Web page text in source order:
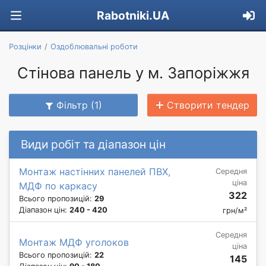
Rabotniki.UA
Розцінки Оздоблювальні роботи
Стінова панель у м. Запоріжжя
Фільтр (1) Створити тендер
Види робіт та діапазон цін
Монтаж настінних панелей ПВХ,
МДФ по каркасу
Всього пропозицій: 29
Діапазон цін: 240 - 420
Середня
ціна
322
грн/м²
Монтаж МДФ уголоков
Всього пропозицій: 22
Середня
ціна
145